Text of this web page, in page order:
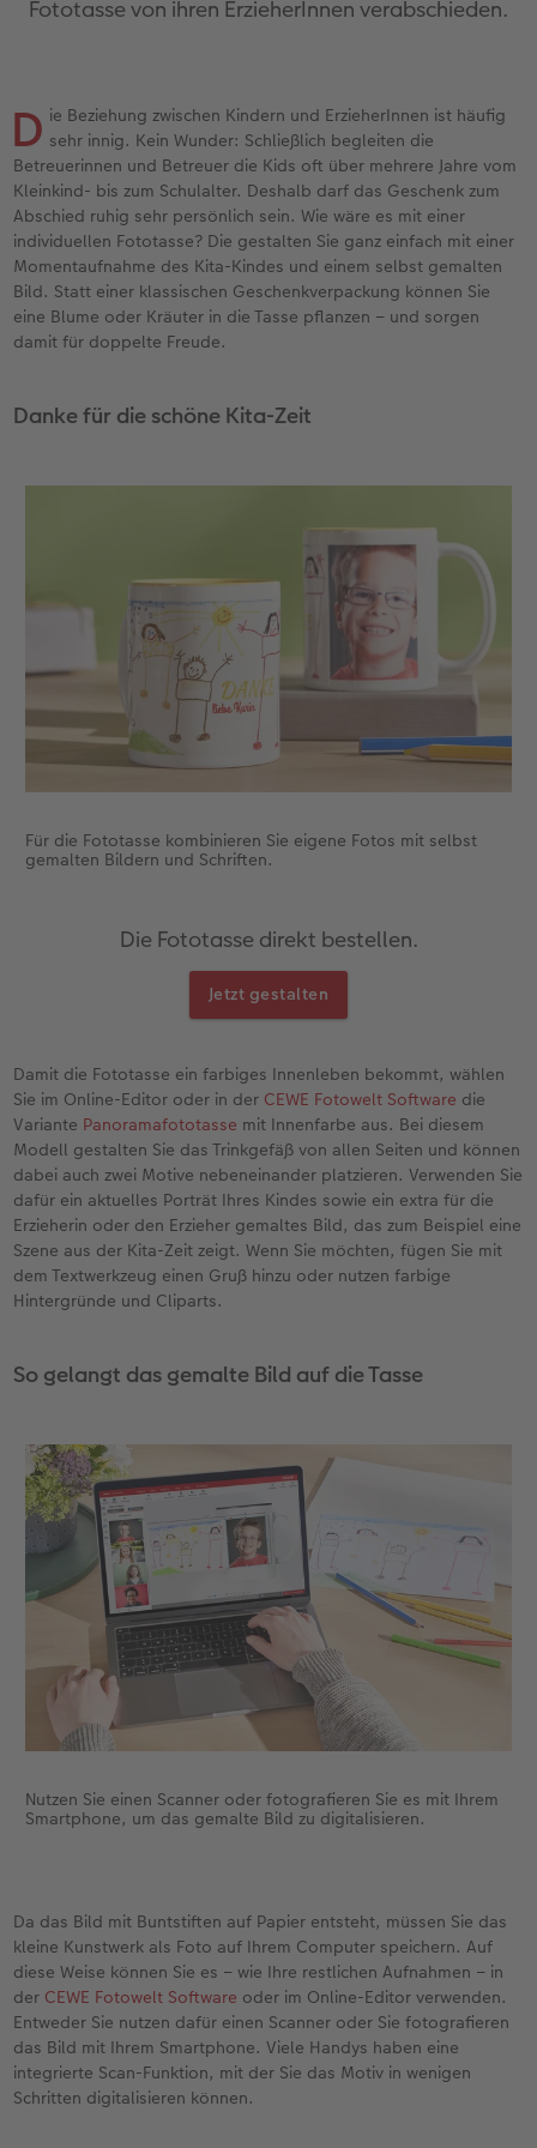
Erinnerungstasche
Bestellwege
Inspiration
Jahrbuch
Reisefotobuch
Kundenbeispiele
Webinare & VHS
Fotobuch erstellen
Neuheiten
Fotocollage
Acrylglas
Alu Dibond
Gallery Print
Hartschaum
Mehrteiler
Bestellwege
Neuheiten
Extras
Fotosets
Art Prints
Premium Poster
Rahmen
Fotogrößen & Formate
Bestellwege
Last Minute Fotos
Neuheiten
Extras
Sofortfotos
Sofortfotos mit Rahmen
Sofortfotos mit Text
Sofortfotos mit Design
Sofortfotostreifen
Sofortfotogrußkarten
Sofortfotosets
Mehrteilige Sofortfotos
Retro Minis
Fototassen
Trinkflasche
Dekoration
Schule & Büro
Textilien
Art Prints
Faber-Castell
CEWE Geschenkgutschein
Neuheiten
CEWE myPhotos
Babykarten
Taufkarten
Postkarten
Fotokarten
Digitale Grußkarte
Bestellwege
Papierqualitäten
Neuheiten
Silikonhüllen
Kunststoffhüllen
Lederhüllen
Holzhüllen
Bio-based Case
Mit Design
Bestellwege
Wandkalender Fineline
Papierqualitäten
Bestellwege
Designvorlagen
Kalender mit fertigem Design
Gestaltungsideen
CEWE myPhotos
für Männer
für Freundinnen
für Kinder
für Großeltern
für Tierfreunde
Einfach & schnell gestaltet
Besondere Geschenkideen
Baby
Kreative Ideen mit Sofortfotos
Gestaltungsideen
Fotobuch für Anfänger
Softwaretipps
Videotutorials
Anleitungen & Hilfe
CEWE Magazin
Neuheiten
Neue Funktionen
Softwaretipps
Videotutorials
Fototasse von ihren ErzieherInnen verabschieden.
D ie Beziehung zwischen Kindern und ErzieherInnen ist häufig
sehr innig. Kein Wunder: Schließlich begleiten die
Betreuerinnen und Betreuer die Kids oft über mehrere Jahre vom
Kleinkind- bis zum Schulalter. Deshalb darf das Geschenk zum
Abschied ruhig sehr persönlich sein. Wie wäre es mit einer
individuellen Fototasse? Die gestalten Sie ganz einfach mit einer
Momentaufnahme des Kita-Kindes und einem selbst gemalten
Bild. Statt einer klassischen Geschenkverpackung können Sie
eine Blume oder Kräuter in die Tasse pflanzen – und sorgen
damit für doppelte Freude.
Danke für die schöne Kita-Zeit
Für die Fototasse kombinieren Sie eigene Fotos mit selbst
gemalten Bildern und Schriften.
Die Fototasse direkt bestellen.
Jetzt gestalten
Damit die Fototasse ein farbiges Innenleben bekommt, wählen
Sie im Online-Editor oder in der CEWE Fotowelt Software die
Variante Panoramafototasse mit Innenfarbe aus. Bei diesem
Modell gestalten Sie das Trinkgefäß von allen Seiten und können
dabei auch zwei Motive nebeneinander platzieren. Verwenden Sie
dafür ein aktuelles Porträt Ihres Kindes sowie ein extra für die
Erzieherin oder den Erzieher gemaltes Bild, das zum Beispiel eine
Szene aus der Kita-Zeit zeigt. Wenn Sie möchten, fügen Sie mit
dem Textwerkzeug einen Gruß hinzu oder nutzen farbige
Hintergründe und Cliparts.
So gelangt das gemalte Bild auf die Tasse
Nutzen Sie einen Scanner oder fotografieren Sie es mit Ihrem
Smartphone, um das gemalte Bild zu digitalisieren.
Da das Bild mit Buntstiften auf Papier entsteht, müssen Sie das
kleine Kunstwerk als Foto auf Ihrem Computer speichern. Auf
diese Weise können Sie es – wie Ihre restlichen Aufnahmen – in
der CEWE Fotowelt Software oder im Online-Editor verwenden.
Entweder Sie nutzen dafür einen Scanner oder Sie fotografieren
das Bild mit Ihrem Smartphone. Viele Handys haben eine
integrierte Scan-Funktion, mit der Sie das Motiv in wenigen
Schritten digitalisieren können.